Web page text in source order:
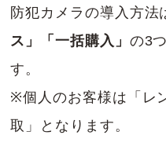
防犯カメラの導入方法
ス」「一括購入」 の3
す。
※個人のお客様は「レ
取」となります。